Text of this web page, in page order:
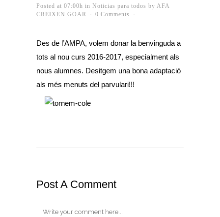
Posted at 07:00h in Noticias para todos by AFA
CREIXEN GOAR
0 Comments
Des de l’AMPA, volem donar la benvinguda a
tots al nou curs 2016-2017, especialment als
nous alumnes. Desitgem una bona adaptació
als més menuts del parvulari!!!
Post A Comment